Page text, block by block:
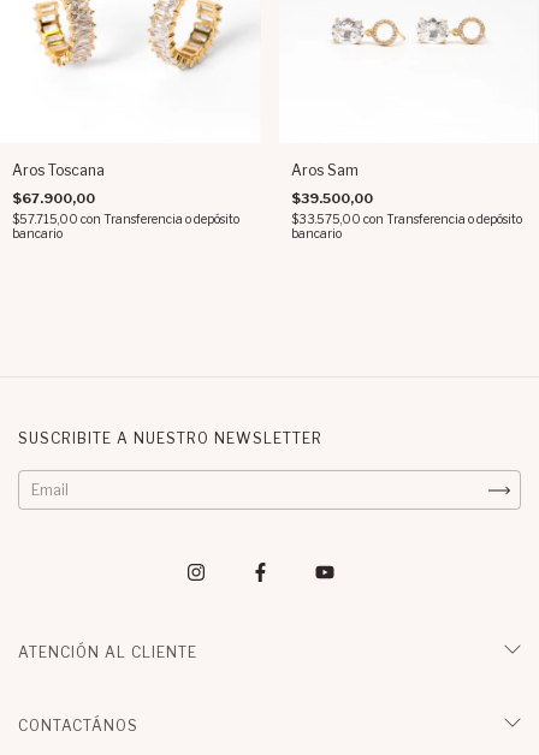
Aros Toscana
$67.900,00
$57.715,00 con Transferencia o depósito
bancario
Aros Sam
$39.500,00
$33.575,00 con Transferencia o depósito
bancario
SUSCRIBITE A NUESTRO NEWSLETTER
ATENCIÓN AL CLIENTE
CONTACTÁNOS